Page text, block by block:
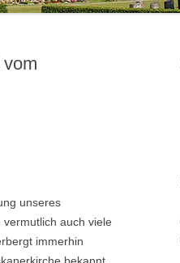
VERANSTALTUNGEN
unseres
auch viele
immerhin